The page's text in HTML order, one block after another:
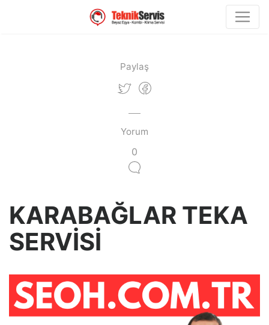
Paylaş
Yorum
0
KARABAĞLAR TEKA
SERVİSİ